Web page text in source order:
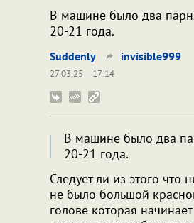
В машине было два
20-21 года.
Suddenly invisible999
27.03.25
17:14
В машине было два
20-21 года.
Следует ли из этого что
не было большой
голове которая